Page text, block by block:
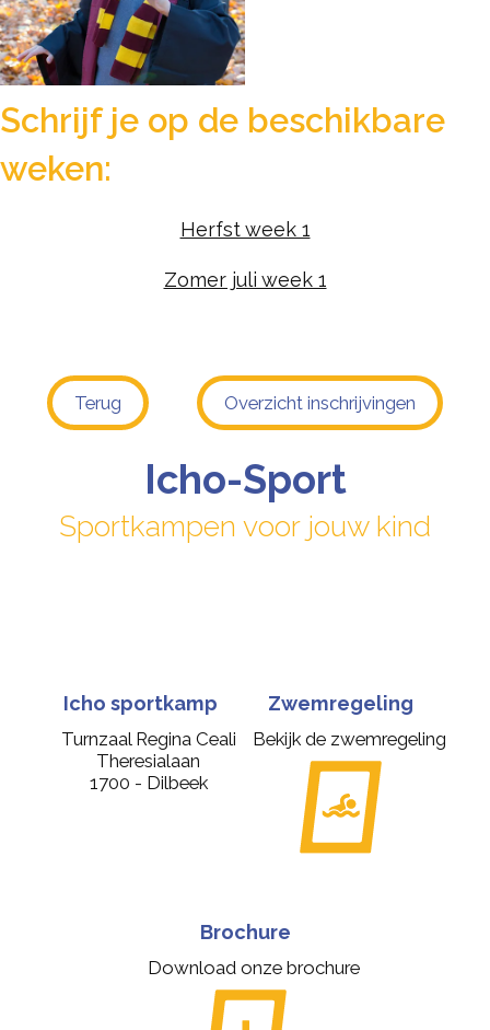
Schrijf je op de beschikbare
weken:
Herfst week 1
Zomer juli week 1
Terug Overzicht inschrijvingen
Icho-Sport
Sportkampen voor jouw kind
Icho sportkamp
Turnzaal Regina Ceali
Theresialaan
1700 - Dilbeek
Zwemregeling
Bekijk de zwemregeling
Brochure
Download onze brochure